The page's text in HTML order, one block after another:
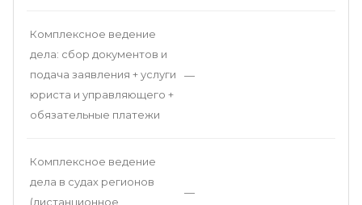
Комплексное ведение
дела: сбор документов и
подача заявления + услуги
юриста и управляющего +
обязательные платежи
—
Комплексное ведение
дела в судах регионов
(дистанционное
—